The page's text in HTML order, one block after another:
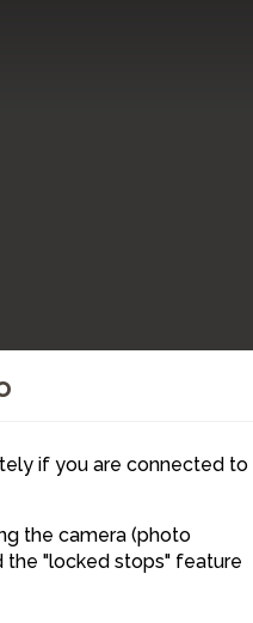
if you are connected to
the camera (photo
the "locked stops" feature